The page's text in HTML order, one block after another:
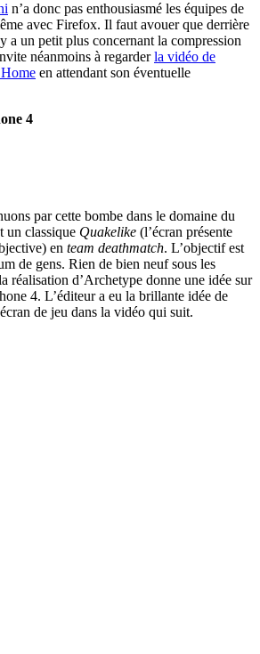
n’a donc pas enthousiasmé les équipes de
avec Firefox. Il faut avouer que derrière
a un petit plus concernant la compression
néanmoins à regarderla vidéo de
en attendant son éventuelle
4
par cette bombe dans le domaine du
un classique Quakelike (l’écran présente
en team deathmatch. L’objectif est
de gens. Rien de bien neuf sous les
réalisation d’Archetype donne une idée sur
4. L’éditeur a eu la brillante idée de
de jeu dans la vidéo qui suit.